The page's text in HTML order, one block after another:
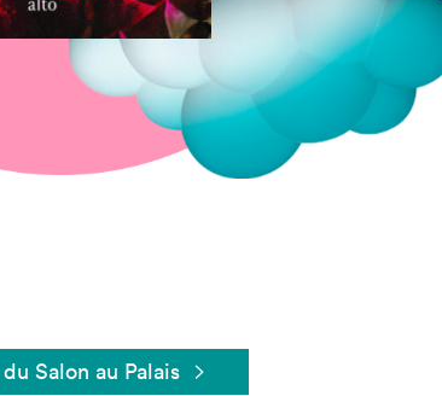
Fermer
Salon au Palais